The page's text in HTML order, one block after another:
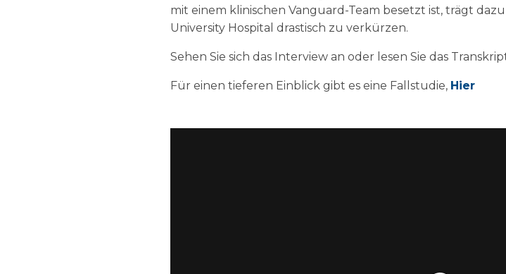
mit einem klinischen Vanguard-Team besetzt ist, trägt
University Hospital drastisch zu verkürzen.
Sehen Sie sich das Interview an oder lesen Sie das
Für einen tieferen Einblick gibt es eine Fallstudie, Hier